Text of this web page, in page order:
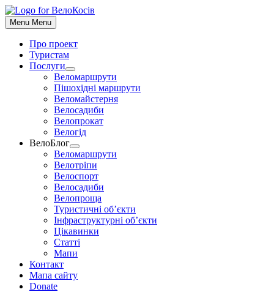
До
контенту
Menu Menu
Про проект
Туристам
Послуги
Show
sub
menu
Веломаршрути
Пішохідні маршрути
Веломайстерня
Велосадиби
Велопрокат
Велогід
ВелоБлог
Show
sub
menu
Веломаршрути
Велотріпи
Велоспорт
Велосадиби
Велопроща
Туристичні об’єкти
Інфраструктурні об’єкти
Цікавинки
Статті
Мапи
Контакт
Мапа сайту
Donate